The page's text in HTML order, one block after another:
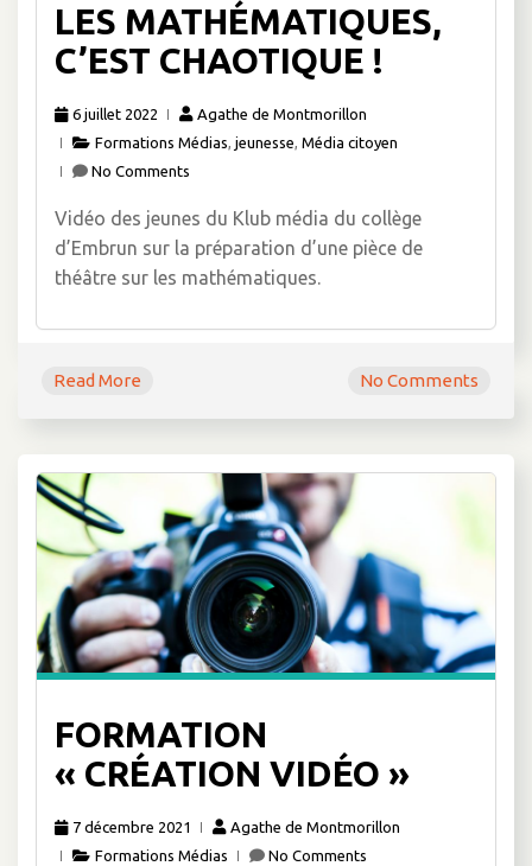
LES MATHÉMATIQUES,
C’EST CHAOTIQUE !
6 juillet 2022
Agathe de Montmorillon
Formations Médias, jeunesse, Média citoyen
No Comments
Vidéo des jeunes du Klub média du collège
d’Embrun sur la préparation d’une pièce de
théâtre sur les mathématiques.
Read More No Comments
FORMATION
« CRÉATION VIDÉO »
7 décembre 2021
Agathe de Montmorillon
Formations Médias
No Comments